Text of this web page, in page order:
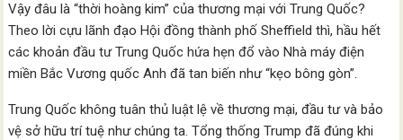
Vậy đâu là “thời hoàng kim” của thương mại với Trung Quốc?
Theo lời cựu lãnh đạo Hội đồng thành phố Sheffield thì, hầu hết
các khoản đầu tư Trung Quốc hứa hẹn đổ vào Nhà máy điện
miền Bắc Vương quốc Anh đã tan biến như “kẹo bông gòn”.
Trung Quốc không tuân thủ luật lệ về thương mại, đầu tư và bảo
vệ sở hữu trí tuệ như chúng ta. Tổng thống Trump đã đúng khi